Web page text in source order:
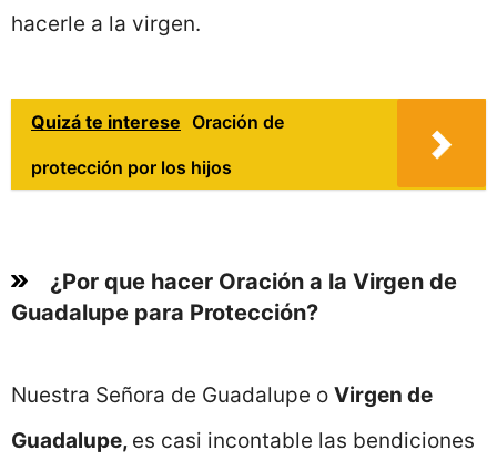
hacerle a la virgen.
Quizá te interese Oración de
protección por los hijos
¿Por que hacer Oración a la Virgen de
Guadalupe para Protección?
Nuestra Señora de Guadalupe o Virgen de
Guadalupe, es casi incontable las bendiciones